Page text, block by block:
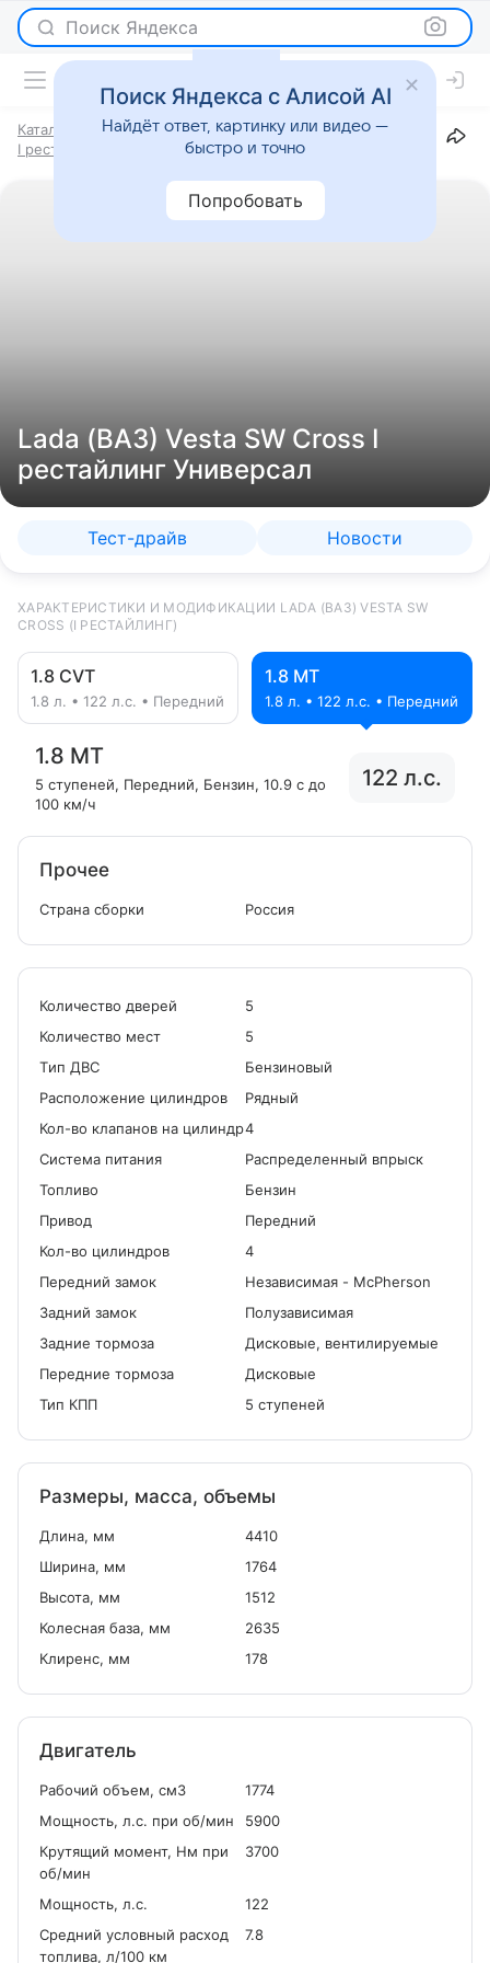
Поиск Яндекса
Каталог Марки Lada (ВАЗ)
Vesta SW Cross
I рестайлинг
Универсал
Lada (ВАЗ) Vesta SW Cross I
рестайлинг Универсал
Тест-драйв Новости
ХАРАКТЕРИСТИКИ И МОДИФИКАЦИИ LADA (ВАЗ) VESTA SW
CROSS (I РЕСТАЙЛИНГ)
1.8 CVT
1.8 л. • 122 л.с. • Передний
1.8 MT
1.8 л. • 122 л.с. • Передний
1.8 MT
5 ступеней, Передний, Бензин, 10.9 с до
100 км/ч
122 л.с.
Прочее
Страна сборки Россия
Количество дверей
5
Количество мест
5
Tип ДВС
Бензиновый
Расположение цилиндров
Рядный
Кол-во клапанов на цилиндр4
Система питания
Распределенный впрыск
Топливо
Бензин
Привод
Передний
Кол-во цилиндров
4
Передний замок
Независимая - McPherson
Задний замок
Полузависимая
Задние тормоза
Дисковые, вентилируемые
Передние тормоза
Дисковые
Тип КПП
5 ступеней
Размеры, масса, объемы
Длина, мм
4410
Ширина, мм
1764
Высота, мм
1512
Колесная база, мм
2635
Клиренс, мм
178
Двигатель
Рабочий объем, см3
1774
Мощность, л.с. при об/мин
5900
Крутящий момент, Нм при
об/мин
3700
Мощность, л.с.
122
Средний условный расход
топлива, л/100 км
7.8
Поиск Яндекса с Алисой AI
Найдёт ответ, картинку или видео —
быстро и точно
Попробовать